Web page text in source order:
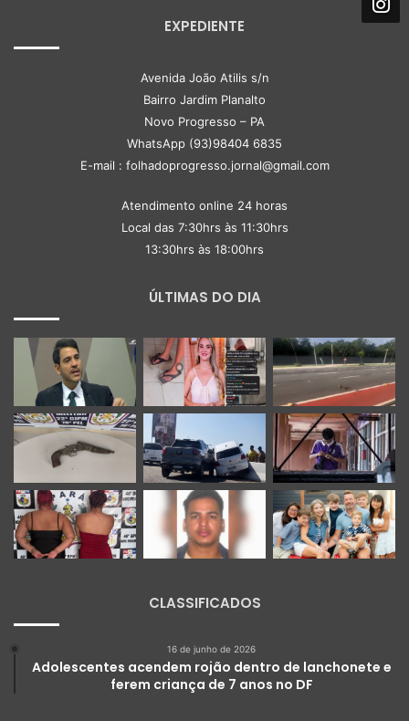
EXPEDIENTE
Avenida João Atilis s/n
Bairro Jardim Planalto
Novo Progresso – PA
WhatsApp (93)98404 6835
E-mail : folhadoprogresso.jornal@gmail.com
Atendimento online 24 horas
Local das 7:30hrs às 11:30hrs
13:30hrs às 18:00hrs
ÚLTIMAS DO DIA
CLASSIFICADOS
16 de junho de 2026
Adolescentes acendem rojão dentro de lanchonete e
ferem criança de 7 anos no DF